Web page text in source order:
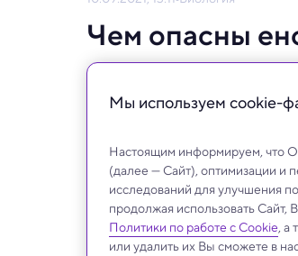
Чем опасны
Советский эксперимент по
Мы используем сookie-
Настоящим информируем, что
(далее — Сайт), оптимизации и
исследований для улучшения
продолжая использовать
Политики по работе с Cookie, а
или удалить их Вы сможете в